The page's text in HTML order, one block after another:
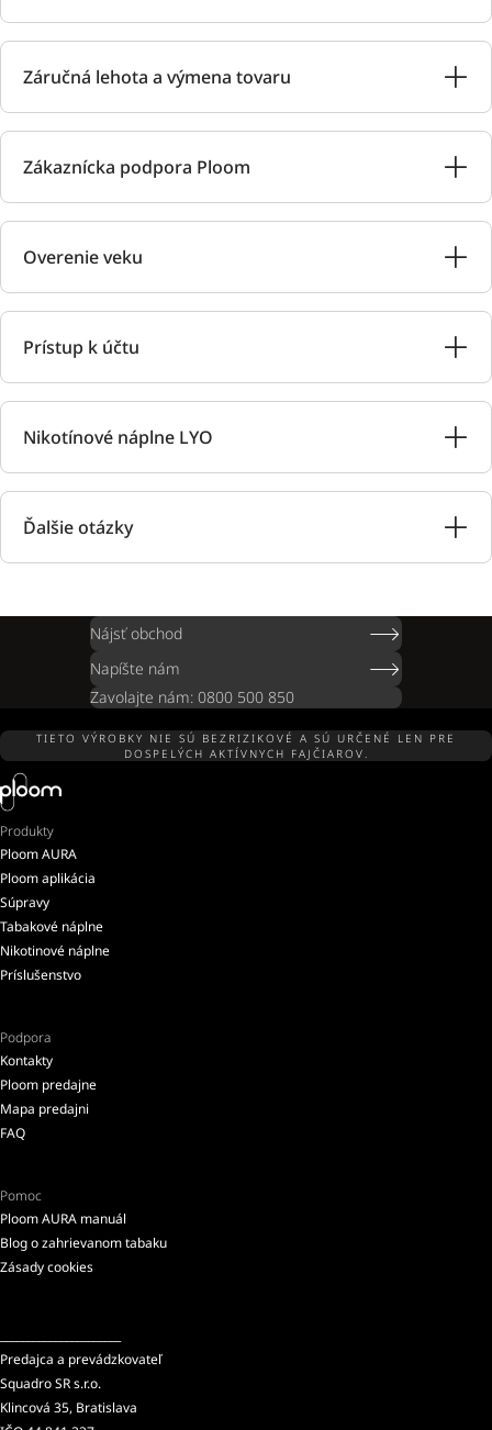
Záručná lehota a výmena tovaru
Zákaznícka podpora Ploom
Overenie veku
Prístup k účtu
Nikotínové náplne LYO
Ďalšie otázky
Nájsť obchod
Napíšte nám
Zavolajte nám: 0800 500 850
TIETO VÝROBKY NIE SÚ BEZRIZIKOVÉ A SÚ URČENÉ LEN PRE
DOSPELÝCH AKTÍVNYCH FAJČIAROV.
Produkty
Ploom AURA
Ploom aplikácia
Súpravy
Tabakové náplne
Nikotinové náplne
Príslušenstvo
Podpora
Kontakty
Ploom predajne
Mapa predajni
FAQ
Pomoc
Ploom AURA manuál
Blog o zahrievanom tabaku
Zásady cookies
Predajca a prevádzkovateľ
Squadro SR s.r.o.
Klincová 35, Bratislava